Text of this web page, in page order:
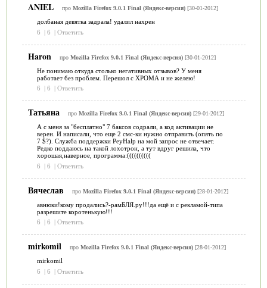
ANIEL про Mozilla Firefox 9.0.1 Final (Яндекс-версия)[30-01-2012]
долбаная девятка задрала! удалил нахрен
6
| 6 | Ответить
Haron про Mozilla Firefox 9.0.1 Final (Яндекс-версия)[30-01-2012]
Не понимаю откуда столько негативных отзывов? У меня
работает без проблем. Перешол с ХРОМА и не желею!
6
| 6 | Ответить
Татьяна про Mozilla Firefox 9.0.1 Final (Яндекс-версия)[29-01-2012]
А с меня за "бесплатно" 7 баксов содрали, а код активации не
верен. И написали, что еще 2 смс-ки нужно отправить (опять по
7 $?). Служба поддержки PeyHalp на мой запрос не отвечает.
Редко поддаюсь на такой лохотрон, а тут вдруг решила, что
хорошая,наверное, программа:((((((((((
6
| 6 | Ответить
Вячеслав про Mozilla Firefox 9.0.1 Final (Яндекс-версия)[28-01-2012]
авнюки!кому продались?-рамБЛЯ.ру!!!да ещё и с рекламой-типа
разрешите коротенькую!!!
6
| 6 | Ответить
mirkomil про Mozilla Firefox 9.0.1 Final (Яндекс-версия)[28-01-2012]
mirkomil
6
| 6 | Ответить